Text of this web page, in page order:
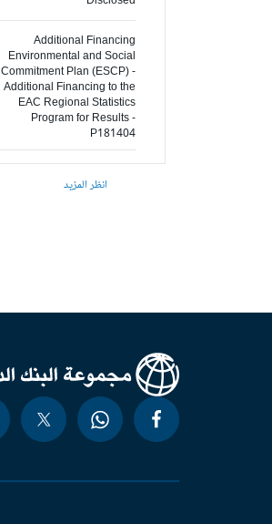
Additional Financing
Environmental and Social
Commitment Plan (ESCP) -
Additional Financing to the
EAC Regional Statistics
Program for Results -
P181404
انظر المزيد